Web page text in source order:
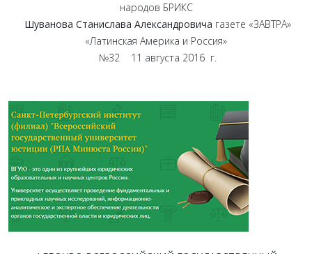
народов БРИКС
Шуванова Станислава Александровича газете «ЗАВТРА»
«Латинская Америка и Россия»
№32 11 августа 2016 г.